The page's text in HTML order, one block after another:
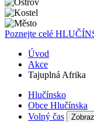
Poznejte celé
Úvod
Akce
Tajuplná Afrika
Hlučínsko
Obce Hlučínska
Volný čas